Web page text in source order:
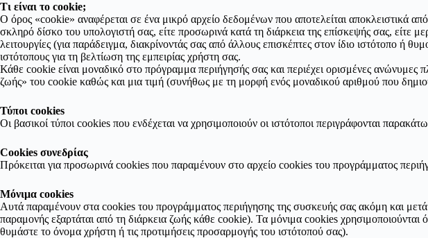
Τι είναι το cookie;
Ο όρος «cookie» αναφέρεται σε ένα μικρό αρχείο δεδομένων που αποτελείται αποκλειστικά
σκληρό δίσκο του υπολογιστή σας, είτε προσωρινά κατά τη διάρκεια της επίσκεψής σας, είτε
λειτουργίες (για παράδειγμα, διακρίνοντάς σας από άλλους επισκέπτες στον ίδιο ιστότοπο ή
ιστότοπους για τη βελτίωση της εμπειρίας χρήστη σας.
Κάθε cookie είναι μοναδικό στο πρόγραμμα περιήγησής σας και περιέχει ορισμένες
ζωής» του cookie καθώς και μια τιμή (συνήθως με τη μορφή ενός μοναδικού αριθμού που
Τύποι cookies
Οι βασικοί τύποι cookies που ενδέχεται να χρησιμοποιούν οι ιστότοποι περιγράφονται παρακάτω
Cookies συνεδρίας
Πρόκειται για προσωρινά cookies που παραμένουν στο αρχείο cookies του προγράμματος
Μόνιμα cookies
Αυτά παραμένουν στα cookies του προγράμματος περιήγησης της συσκευής σας ακόμη και
παραμονής εξαρτάται από τη διάρκεια ζωής κάθε cookie). Τα μόνιμα cookies χρησιμοποιούνται
θυμάστε το όνομα χρήστη ή τις προτιμήσεις προσαρμογής του ιστότοπού σας).